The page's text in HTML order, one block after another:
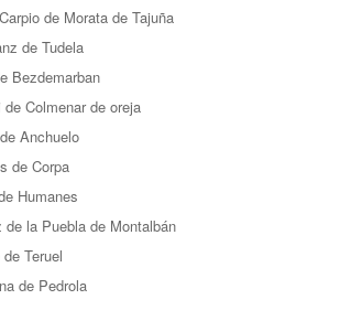
de Morata de Tajuña
de Tudela
Bezdemarban
Colmenar de oreja
Anchuelo
de Corpa
Humanes
de la Puebla de Montalbán
Teruel
de Pedrola